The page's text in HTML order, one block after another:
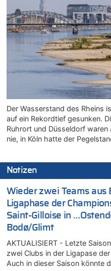
Der Wasserstand des Rheins
auf ein Rekordtief gesunken.
Ruhrort und Düsseldorf
nie, in Köln hatte der
Notizen
Wieder zwei Teams aus
Ligaphase der
Saint-Gilloise in
Bodø/Glimt
AKTUALISIERT - Letzte
zwei Clubs in der Ligapase
Auch in dieser Saison könnte